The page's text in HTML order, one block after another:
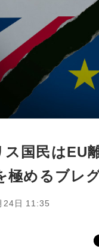
国民はEU
極めるブレ
24日 11:35